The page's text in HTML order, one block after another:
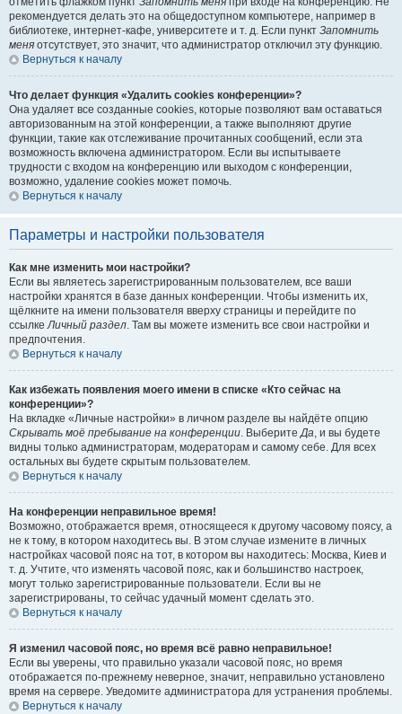
рекомендуется делать это на общедоступном компьютере, например в
библиотеке, интернет-кафе, университете и т. д. Если пункт Запомнить
меня отсутствует, это значит, что администратор отключил эту функцию.
Вернуться к началу
Что делает функция «Удалить cookies конференции»?
Она удаляет все созданные cookies, которые позволяют вам оставаться
авторизованным на этой конференции, а также выполняют другие
функции, такие как отслеживание прочитанных сообщений, если эта
возможность включена администратором. Если вы испытываете
трудности с входом на конференцию или выходом с конференции,
возможно, удаление cookies может помочь.
Вернуться к началу
Параметры и настройки пользователя
Как мне изменить мои настройки?
Если вы являетесь зарегистрированным пользователем, все ваши
настройки хранятся в базе данных конференции. Чтобы изменить их,
щёлкните на имени пользователя вверху страницы и перейдите по
ссылкеЛичный раздел. Там вы можете изменить все свои настройки и
предпочтения.
Вернуться к началу
Как избежать появления моего имени в списке «Кто сейчас на
конференции»?
На вкладке «Личные настройки» в личном разделе вы найдёте опцию
Скрывать моё пребывание на конференции. ВыберитеДа, и вы будете
видны только администраторам, модераторам и самому себе. Для всех
остальных вы будете скрытым пользователем.
Вернуться к началу
На конференции неправильное время!
Возможно, отображается время, относящееся к другому часовому поясу, а
не к тому, в котором находитесь вы. В этом случае измените в личных
настройках часовой пояс на тот, в котором вы находитесь: Москва, Киев и
т. д. Учтите, что изменять часовой пояс, как и большинство настроек,
могут только зарегистрированные пользователи. Если вы не
зарегистрированы, то сейчас удачный момент сделать это.
Вернуться к началу
Я изменил часовой пояс, но время всё равно неправильное!
Если вы уверены, что правильно указали часовой пояс, но время
отображается по-прежнему неверное, значит, неправильно установлено
время на сервере. Уведомите администратора для устранения проблемы.
Вернуться к началу